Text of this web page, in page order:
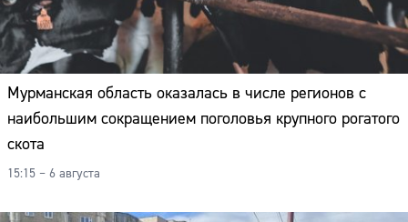
Мурманская область оказалась в числе регионов с
наибольшим сокращением поголовья крупного рогатого
скота
15:15 – 6 августа